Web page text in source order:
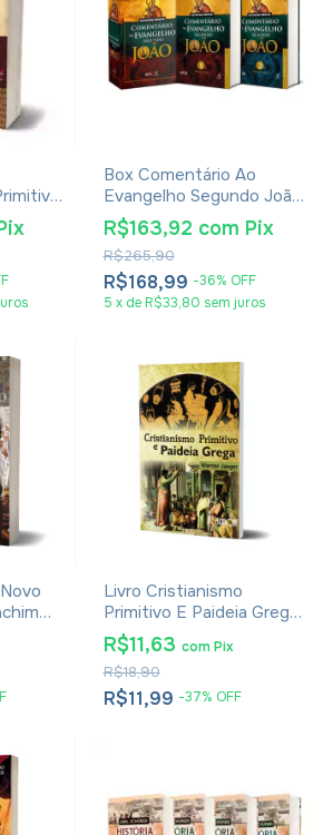
Box Comentário Ao
Evangelho Segundo João
- Raymond Brown - 2
Volumes
R$168,99 -36% OFF
R$265,90
R$163,92 com Pix
5 x de R$33,80 sem juros
Livro Cristianismo
Primitivo E Paideia Grega
- Werner Jaeger
R$11,99 -37% OFF
R$18,90
R$11,63 com Pix